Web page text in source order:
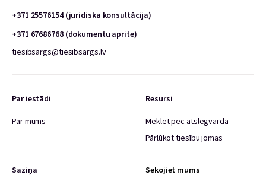
+371 25576154 (juridiska konsultācija)
+371 67686768 (dokumentu aprite)
tiesibsargs@tiesibsargs.lv
Par iestādi
Par mums
Resursi
Meklēt pēc atslēgvārda
Pārlūkot tiesību jomas
Saziņa Sekojiet mums